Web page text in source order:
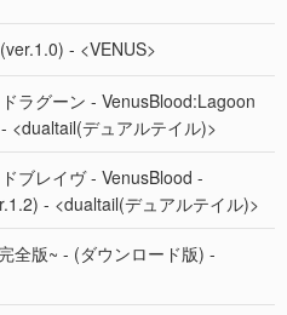
- <VENUS>
ラグーン - VenusBlood:Lagoon
<dualtail(デュアルテイル)>
ブレイヴ - VenusBlood -
- <dualtail(デュアルテイル)>
全版~ - (ダウンロード版) -